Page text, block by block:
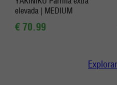
elevada | MEDIUM
€ 70.99